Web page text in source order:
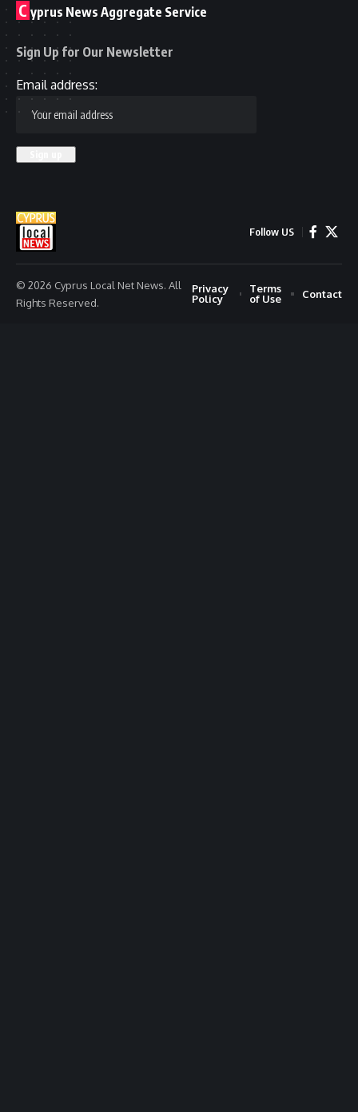
C yprus News Aggregate Service
Sign Up for Our Newsletter
Email address:
Follow US
© 2026 Cyprus Local Net News. All
Rights Reserved.
Privacy
Policy
Terms
of Use
Contact